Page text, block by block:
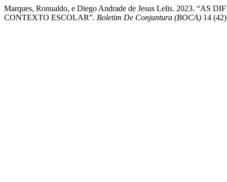
Marques, Ronualdo, e Diego Andrade de Jesus Lelis. 2023.
CONTEXTO ESCOLAR”. Boletim De Conjuntura (BOCA) 14